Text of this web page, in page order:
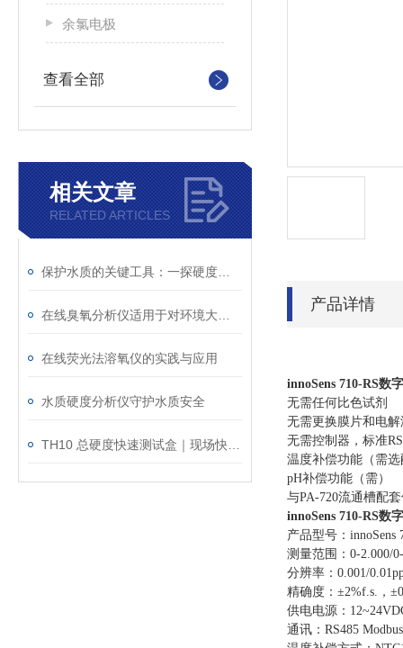
余氯电极
查看全部
相关文章
RELATED ARTICLES
在线荧光法溶氧仪的实践与应用
水质硬度分析仪守护水质安全
产品详情
innoSens 710-RS数
无需任何比色试剂
无需更换膜片和电解
无需控制器，标准R
温度补偿功能（需选
pH补偿功能（需）
与PA-720流通槽配
innoSens 710-RS数
产品型号：innoSens
测量范围：0-2.000/
分辨率：0.001/0.01
精确度：±2%f.s.，
供电电源：12~
通讯：RS485 Modbus